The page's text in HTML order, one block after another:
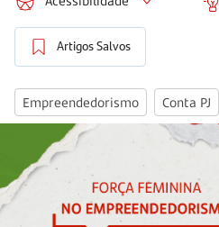
Artigos Salvos
Empreendedorismo Conta PJ